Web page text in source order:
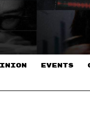
EVENTS